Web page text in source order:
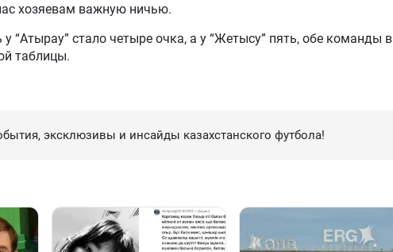
хозяевам важную ничью.
“Атырау” стало четыре очка, а у “Жетысу” пять, обе команды в
таблицы.
эксклюзивы и инсайды казахстанского футбола!